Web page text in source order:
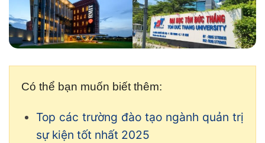
Có thể bạn muốn biết thêm:
Top các trường đào tạo ngành quản trị
sự kiện tốt nhất 2025